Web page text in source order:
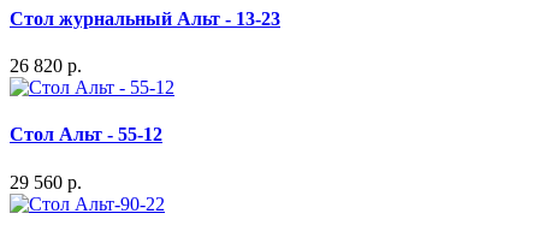
Стол журнальный Альт - 13-23
26 820 р.
Стол Альт - 55-12
29 560 р.